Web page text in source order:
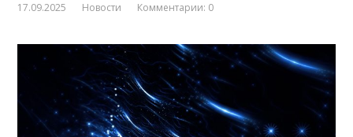
17.09.2025 Новости Комментарии: 0